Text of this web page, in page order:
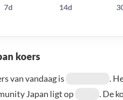
7d 14d
koers
van vandaag is
.
Japan ligt op
. De